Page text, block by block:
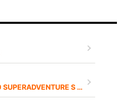
990 RC R/990 DUKE R/1390 SUPERADVENTURE S EVO 2026モデル予約受付中です